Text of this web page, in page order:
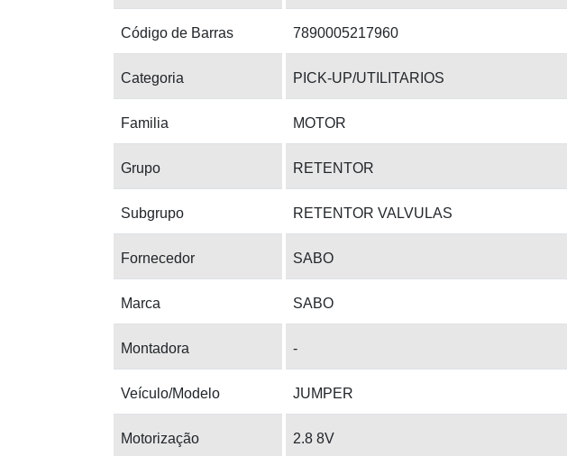
Código de Barras 7890005217960
Categoria PICK-UP/UTILITARIOS
Familia MOTOR
Grupo RETENTOR
Subgrupo RETENTOR VALVULAS
Fornecedor SABO
Marca SABO
Montadora -
Veículo/Modelo JUMPER
Motorização 2.8 8V